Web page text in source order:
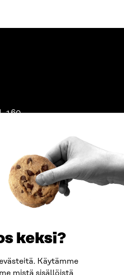
keksi?
Käytämme
mistä sisällöistä
160,